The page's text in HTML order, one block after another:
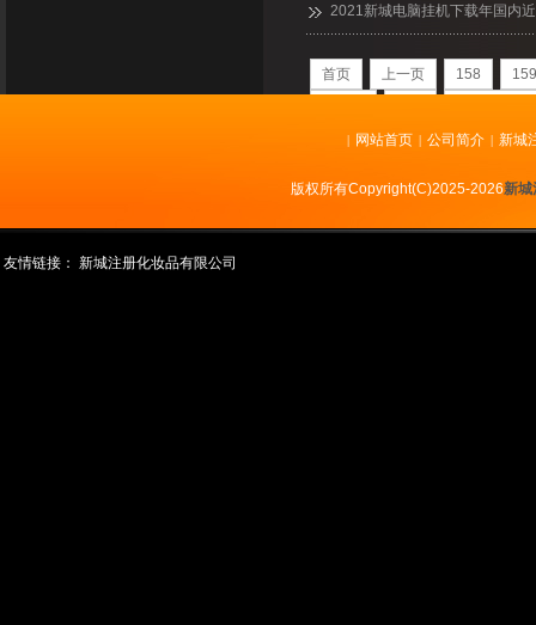
2021新城电脑挂机下载年国内
首页 上一页 158
159
版权所有Copyright(C)2025-2026新城
| 网站首页 | 公司简介 | 新城
友情链接： 新城注册化妆品有限公司